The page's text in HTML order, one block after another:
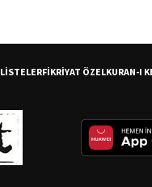
LİSTELERFİKRİYAT ÖZELKURAN-I